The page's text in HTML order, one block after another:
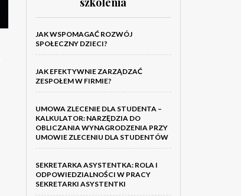
JAK WSPOMAGAĆ ROZWÓJ
SPOŁECZNY DZIECI?
JAK EFEKTYWNIE ZARZĄDZAĆ
ZESPOŁEM W FIRMIE?
UMOWA ZLECENIE DLA STUDENTA –
KALKULATOR: NARZĘDZIA DO
OBLICZANIA WYNAGRODZENIA PRZY
UMOWIE ZLECENIU DLA STUDENTÓW
SEKRETARKA ASYSTENTKA: ROLA I
ODPOWIEDZIALNOŚCI W PRACY
SEKRETARKI ASYSTENTKI